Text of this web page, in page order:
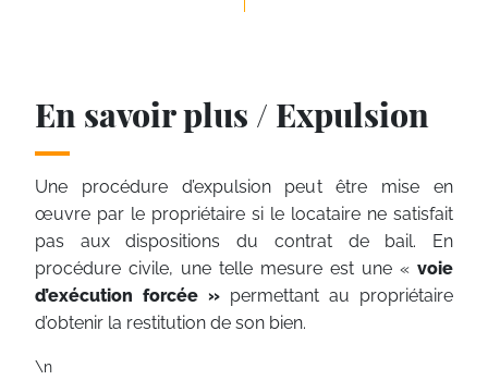
En savoir plus / Expulsion
Une procédure d’expulsion peut être mise en
œuvre par le propriétaire si le locataire ne satisfait
pas aux dispositions du contrat de bail. En
procédure civile, une telle mesure est une « voie
d’exécution forcée » permettant au propriétaire
d’obtenir la restitution de son bien.
\n